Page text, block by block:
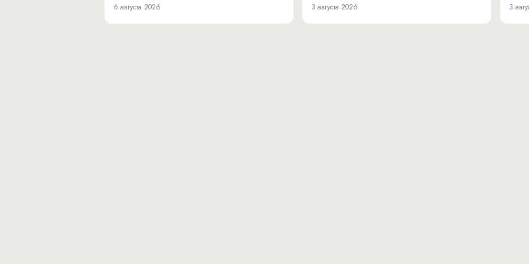
6 августа 2026 3 августа 2026 3